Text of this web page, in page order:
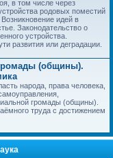
в том числе через
родовых поместий
идей в
Законодательство о
устройства.
развития или деградации.
(общины).
народа, права человека,
громады (общины).
труда с достижением